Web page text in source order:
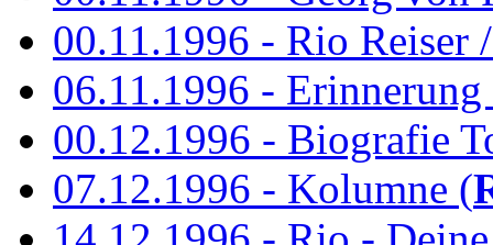
00.11.1996 - Rio Reiser
06.11.1996 -
00.12.1996 - Biografie
07.12.1996 - Kolumne (